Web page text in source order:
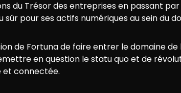
du Trésor des entreprises en passant
pour ses actifs numériques au sein du
de Fortuna de faire entrer le domaine
en question le statu quo et de
et connectée.